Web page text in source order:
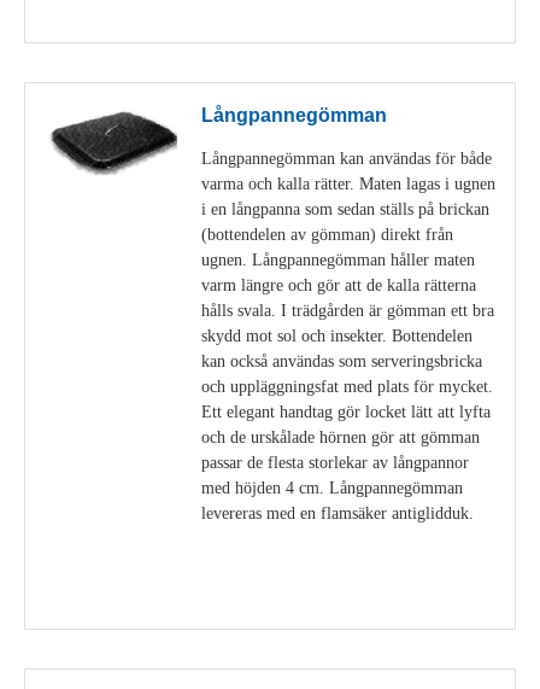
Långpannegömman
Långpannegömman kan användas för både
varma och kalla rätter. Maten lagas i ugnen
i en långpanna som sedan ställs på brickan
(bottendelen av gömman) direkt från
ugnen. Långpannegömman håller maten
varm längre och gör att de kalla rätterna
hålls svala. I trädgården är gömman ett bra
skydd mot sol och insekter. Bottendelen
kan också användas som serveringsbricka
och uppläggningsfat med plats för mycket.
Ett elegant handtag gör locket lätt att lyfta
och de urskålade hörnen gör att gömman
passar de flesta storlekar av långpannor
med höjden 4 cm. Långpannegömman
levereras med en flamsäker antiglidduk.